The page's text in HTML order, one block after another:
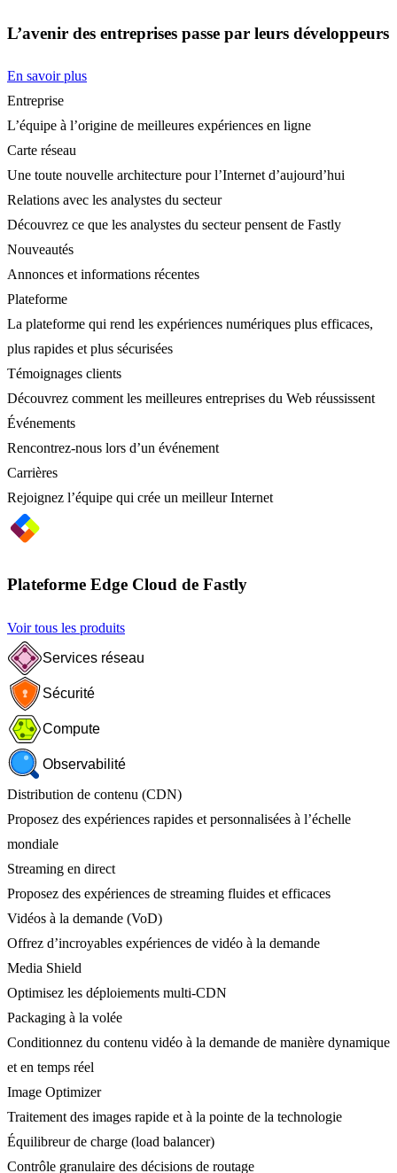
L’avenir des entreprises passe par leurs développeurs
En savoir plus
Entreprise
L’équipe à l’origine de meilleures expériences en ligne
Carte réseau
Une toute nouvelle architecture pour l’Internet d’aujourd’hui
Relations avec les analystes du secteur
Découvrez ce que les analystes du secteur pensent de Fastly
Nouveautés
Annonces et informations récentes
Plateforme
La plateforme qui rend les expériences numériques plus efficaces,
plus rapides et plus sécurisées
Témoignages clients
Découvrez comment les meilleures entreprises du Web réussissent
Événements
Rencontrez-nous lors d’un événement
Carrières
Rejoignez l’équipe qui crée un meilleur Internet
Plateforme Edge Cloud de Fastly
Voir tous les produits
Services réseau
Sécurité
Compute
Observabilité
Distribution de contenu (CDN)
Proposez des expériences rapides et personnalisées à l’échelle
mondiale
Streaming en direct
Proposez des expériences de streaming fluides et efficaces
Vidéos à la demande (VoD)
Offrez d’incroyables expériences de vidéo à la demande
Media Shield
Optimisez les déploiements multi-CDN
Packaging à la volée
Conditionnez du contenu vidéo à la demande de manière dynamique
et en temps réel
Image Optimizer
Traitement des images rapide et à la pointe de la technologie
Équilibreur de charge (load balancer)
Contrôle granulaire des décisions de routage